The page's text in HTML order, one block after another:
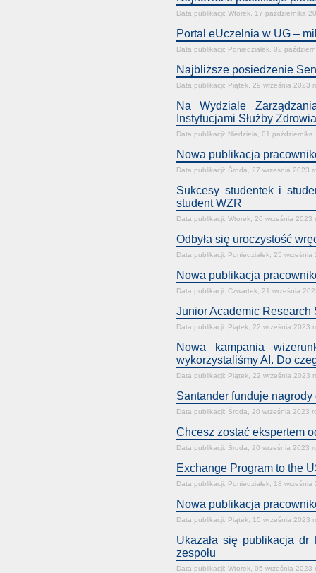
Data publikacji: Wtorek, 17 października
Portal eUczelnia w UG –
Data publikacji: Poniedziałek, 02
Najbliższe posiedzenie
Data publikacji: Piątek, 29 września 2023
Na Wydziale
Instytucjami Służby Zdrowia
Data publikacji: Niedziela, 01 października
Nowa publikacja
Data publikacji: Środa, 27 września 2023
Sukcesy studentek i
student WZR
Data publikacji: Wtorek, 26 września 2023
Odbyła się uroczystość
Data publikacji: Poniedziałek, 25 września
Nowa publikacja
Data publikacji: Czwartek, 21 września
Junior Academic Research
Data publikacji: Piątek, 22 września 2023
Nowa kampania
wykorzystaliśmy AI. Do
Data publikacji: Piątek, 22 września 2023
Santander funduje
Data publikacji: Środa, 20 września 2023
Chcesz zostać ekspertem
Data publikacji: Środa, 20 września 2023
Exchange Program to the
Data publikacji: Poniedziałek, 18 września
Nowa publikacja
Data publikacji: Piątek, 15 września 2023
Ukazała się publikacja dr
zespołu
Data publikacji: Wtorek, 05 września 2023